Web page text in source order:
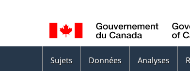
de
la
langue
des
Sujets Données Analyses